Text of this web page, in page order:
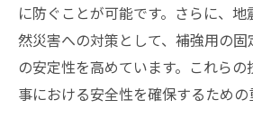
に防ぐことが可能です。さらに、
然災害への対策として、補強用の
の安定性を高めています。これら
事における安全性を確保するための